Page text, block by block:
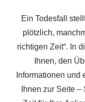
Ein Todesfall
plötzlich,
richtigen Zeit“. In
Ihnen, den
Informationen
Ihnen zur Seite